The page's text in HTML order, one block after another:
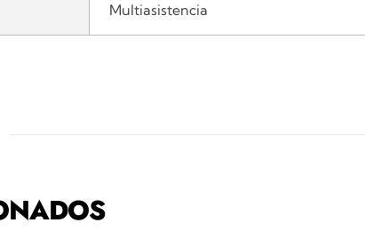
Multiasistencia